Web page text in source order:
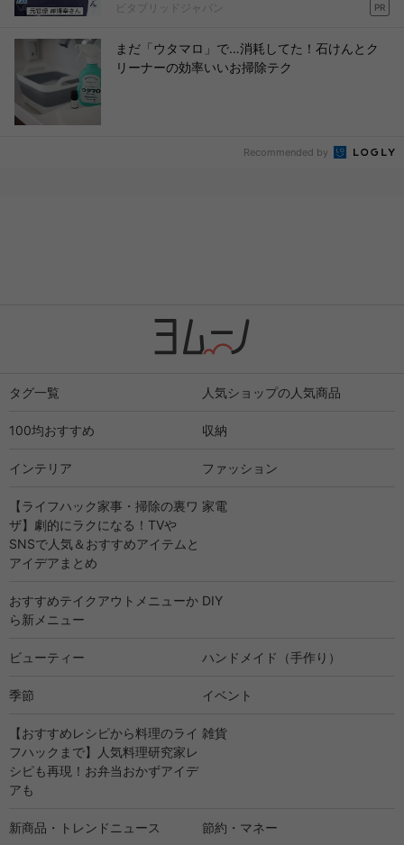
ビタブリッドジャパン PR
まだ「ウタマロ」で…消耗してた！石けんとク
リーナーの効率いいお掃除テク
Recommended by
タグ一覧 人気ショップの人気商品
100均おすすめ 収納
インテリア ファッション
【ライフハック家事・掃除の裏ワ
ザ】劇的にラクになる！TVや
SNSで人気＆おすすめアイテムと
アイデアまとめ
家電
おすすめテイクアウトメニューか
ら新メニュー
DIY
ビューティー ハンドメイド（手作り）
季節 イベント
【おすすめレシピから料理のライ
フハックまで】人気料理研究家レ
シピも再現！お弁当おかずアイデ
アも
雑貨
新商品・トレンドニュース 節約・マネー